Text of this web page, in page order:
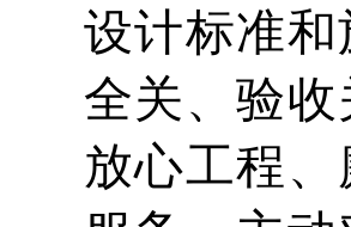
设计标准
全关、验
放心工程